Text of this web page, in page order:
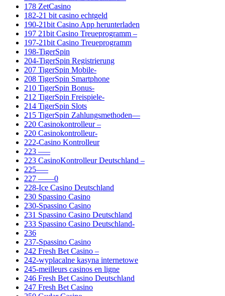
178 ZetCasino
182-21 bit casino echtgeld
190-21bit Casino App herunterladen
197 21bit Casino Treueprogramm –
197-21bit Casino Treueprogramm
198-TigerSpin
204-TigerSpin Registrierung
207 TigerSpin Mobile-
208 TigerSpin Smartphone
210 TigerSpin Bonus-
212 TigerSpin Freispiele-
214 TigerSpin Slots
215 TigerSpin Zahlungsmethoden—
220 Casinokontrolleur –
220 Casinokontrolleur-
222-Casino Kontrolleur
223 —–
223 CasinoKontrolleur Deutschland –
225—–
227 ——0
228-Ice Casino Deutschland
230 Spassino Casino
230-Spassino Casino
231 Spassino Casino Deutschland
233 Spassino Casino Deutschland-
236
237-Spassino Casino
242 Fresh Bet Casino –
242-wyplacalne kasyna internetowe
245-meilleurs casinos en ligne
246 Fresh Bet Casino Deutschland
247 Fresh Bet Casino